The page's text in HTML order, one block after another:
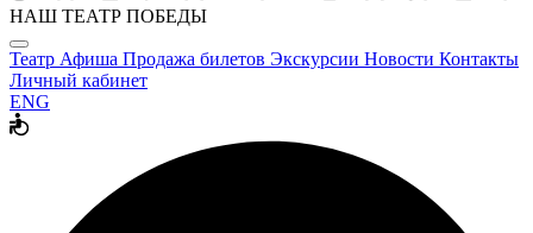
НАШ ТЕАТР ПОБЕДЫ
Театр Афиша Продажа билетов Экскурсии Новости Контакты
Личный кабинет
ENG